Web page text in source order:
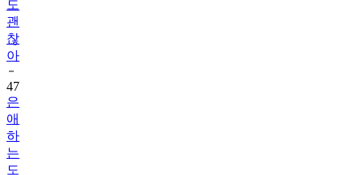
찮
아
47
은
애
하
는
도
적